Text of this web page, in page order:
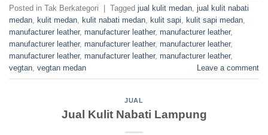
Posted in Tak Berkategori | Tagged jual kulit medan jual kulit nabati
medan kulit medan kulit nabati medan kulit sapi kulit sapi medan
manufacturer leather, manufacturer leather, manufacturer leather,
manufacturer leather, manufacturer leather, manufacturer leather,
manufacturer leather, manufacturer leather, manufacturer leather,
vegtan vegtan medan Leave a comment
JUAL
Jual Kulit Nabati Lampung